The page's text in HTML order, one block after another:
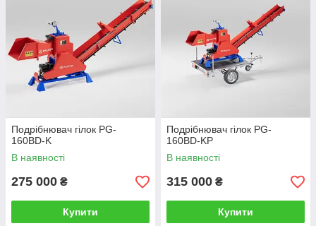
Подрібнювач гілок PG-
160BD-K
В наявності
275 000 ₴
Купити
Подрібнювач гілок PG-
160BD-KP
В наявності
315 000 ₴
Купити